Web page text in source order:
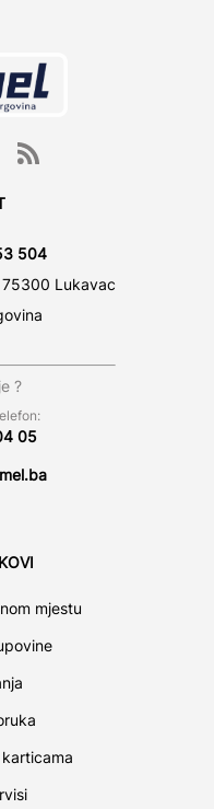
504
Lukavac
?
05
mjestu